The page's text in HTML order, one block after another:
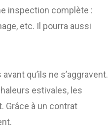
inspection complète :
etc. Il pourra aussi
qu’ils ne s’aggravent.
estivales, les
Grâce à un contrat